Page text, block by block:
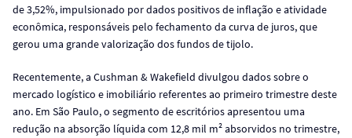
de 3,52%, impulsionado por dados positivos de inflação e atividade
econômica, responsáveis pelo fechamento da curva de juros, que
gerou uma grande valorização dos fundos de tijolo.
Recentemente, a Cushman & Wakefield divulgou dados sobre o
mercado logístico e imobiliário referentes ao primeiro trimestre deste
ano. Em São Paulo, o segmento de escritórios apresentou uma
redução na absorção líquida com 12,8 mil m² absorvidos no trimestre,